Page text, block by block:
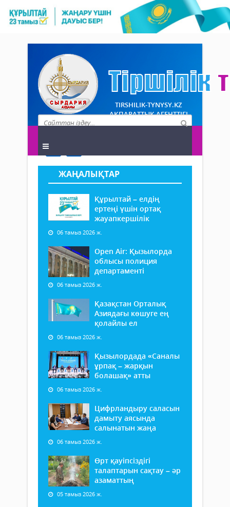
TIRSHILIK-TYNYSY.KZ
АҚПАРАТТЫҚ АГЕНТТІГІ
ЖАҢАЛЫҚТАР
Құрылтай – елдің
ертеңі үшін ортақ
жауапкершілік
06 тамыз 2026 ж.
Open Air: Қызылорда
облысы полиция
департаменті
06 тамыз 2026 ж.
Қазақстан Орталық
Азиядағы көшуге ең
қолайлы ел
06 тамыз 2026 ж.
Қызылордада «Саналы
ұрпақ – жарқын
болашақ» атты
06 тамыз 2026 ж.
Цифрландыру саласын
дамыту аясында
салынатын жаңа
06 тамыз 2026 ж.
Өрт қауіпсіздігі
талаптарын сақтау – әр
азаматтың
05 тамыз 2026 ж.